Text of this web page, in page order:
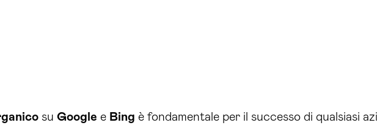
su Google e Bing è fondamentale per il successo di qualsiasi